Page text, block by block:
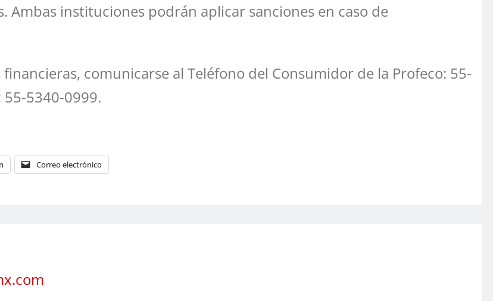
Ambas instituciones podrán aplicar sanciones en caso de
comunicarse al Teléfono del Consumidor de la Profeco: 55-
55-5340-0999.
Correo electrónico